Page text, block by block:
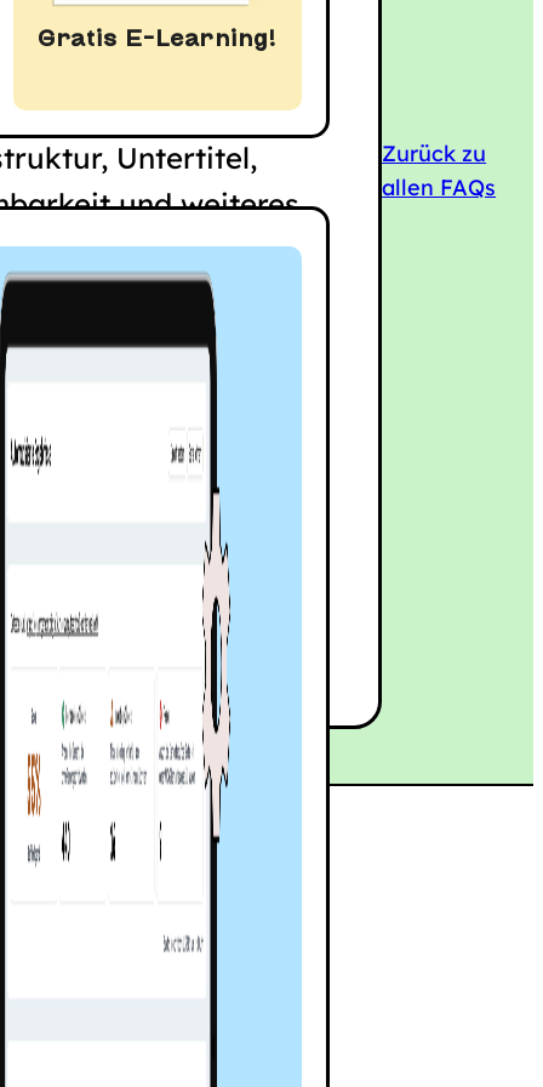
Gratis E-Learning!
positiv auf das
Untertitel,
und weiteres
User-Experiences und
gleichzeitig
Semrush mit
zeigt, dass
auf Barrierefreiheit
um 23 % steigern
Zurück zu
allen FAQs